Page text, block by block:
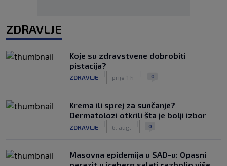
ZDRAVLJE
Koje su zdravstvene dobrobiti
pistacija?
ZDRAVLJE prije 1 h 0
Krema ili sprej za sunčanje?
Dermatolozi otkrili šta je bolji izbor
ZDRAVLJE 6. aug. 0
Masovna epidemija u SAD-u: Opasni